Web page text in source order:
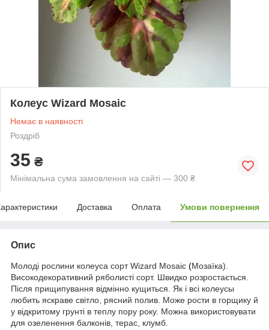
Колеус Wizard Mosaic
Немає в наявності
Роздріб
35 ₴
Мінімальна сума замовлення на сайті — 300 ₴
Доставка Оплата Умови повернення
Опис
Молоді рослини колеуса сортWizard Mosaic (Мозаїка).
Високодекоративний ряболисті сорт. Швидко розростається.
Після прищипування відмінно кущиться. Як і всі колеусы
любить яскраве світло, рясний полив. Може рости в горщику й
у відкритому грунті в теплу пору року. Можна використовувати
для озеленення балконів, терас, клумб.